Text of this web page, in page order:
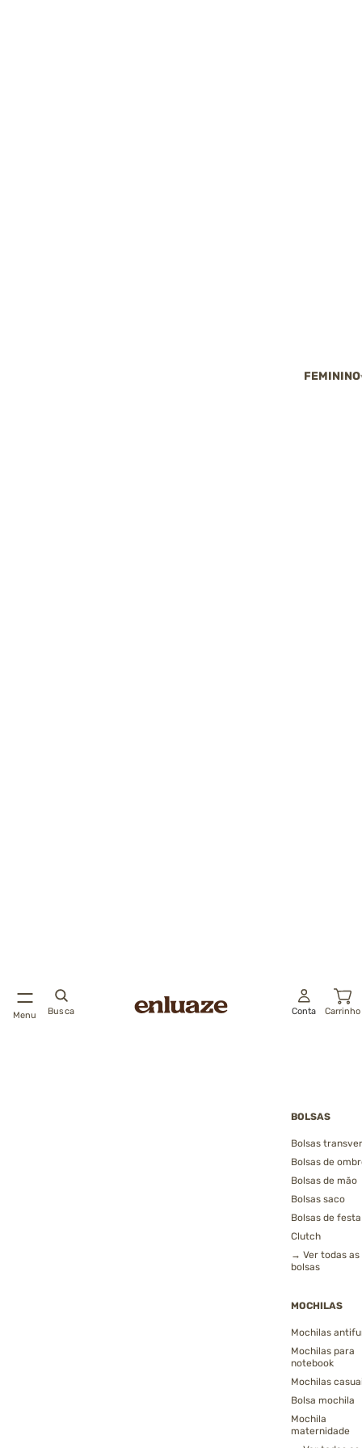
Menu Busca
FEMININO
BOLSAS
Bolsas
Bolsas de
Bolsas de mão
Bolsas saco
Bolsas de festa
Clutch
→ Ver todas as
bolsas
MOCHILAS
Mochilas
Mochilas para
notebook
Mochilas
Bolsa mochila
Mochila
maternidade
Conta Carrinho